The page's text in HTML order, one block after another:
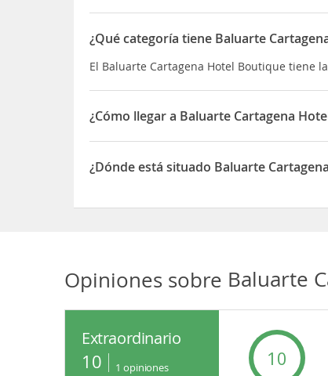
¿Qué categoría tiene Baluarte
El Baluarte Cartagena Hotel Boutique tiene
¿Cómo llegar a Baluarte Cartagena
Si decides alojarte en Baluarte Cartagena
3 min a pie de Playa de Bocagrande y a 7
Además, este hotel se encuentra a 3,5 km
¿Dónde está situado Baluarte
Opiniones sobre Baluarte
Extraordinario
10 1 opiniones 10